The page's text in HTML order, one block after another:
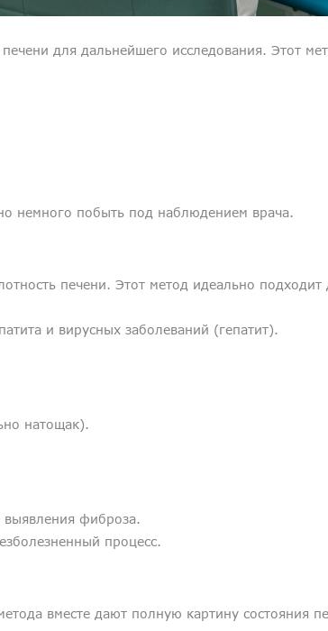
для дальнейшего исследования. Этот
немного побыть под наблюдением врача.
печени. Этот метод идеально подходит
и вирусных заболеваний (гепатит).
натощак).
выявления фиброза.
процесс.
вместе дают полную картину состояния